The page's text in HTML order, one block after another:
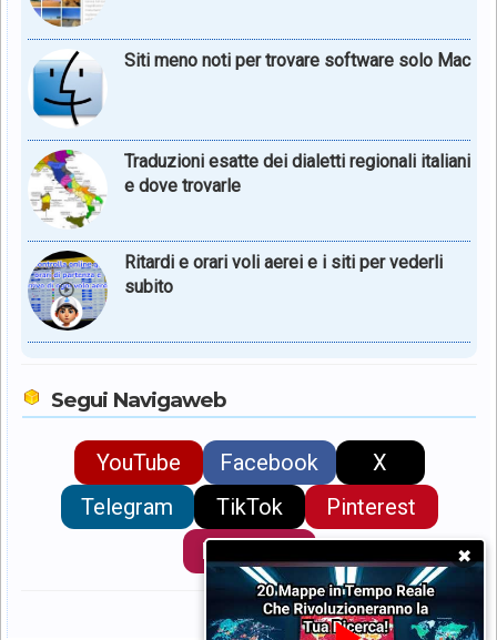
Siti meno noti per trovare software solo Mac
Traduzioni esatte dei dialetti regionali italiani
e dove trovarle
Ritardi e orari voli aerei e i siti per vederli
subito
Segui Navigaweb
YouTube Facebook
X
Telegram
TikTok
Pinterest
✖